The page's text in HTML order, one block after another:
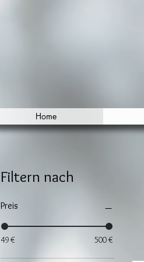
Home
Filtern nach
Preis
49 € 500 €